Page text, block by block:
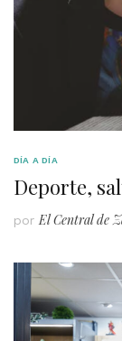
DÍA A DÍA
Deporte,
por El Central de